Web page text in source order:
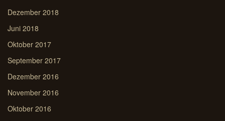
Dezember 2018
Juni 2018
Oktober 2017
September 2017
Dezember 2016
November 2016
Oktober 2016